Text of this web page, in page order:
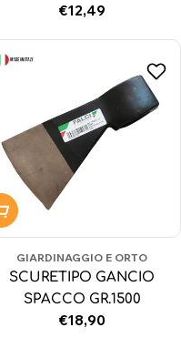
Prezzo
€12,49
Aggiungi al carrello
GIARDINAGGIO E ORTO
SCURETIPO GANCIO
SPACCO GR.1500
Prezzo
€18,90